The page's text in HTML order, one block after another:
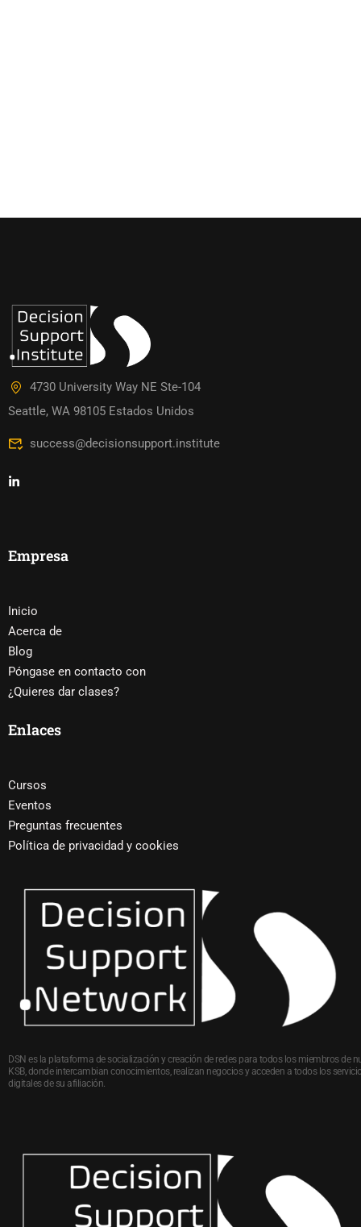
4730 University Way NE Ste-104
Seattle, WA 98105 Estados Unidos
success@decisionsupport.institute
Empresa
Inicio
Acerca de
Blog
Póngase en contacto con
¿Quieres dar clases?
Enlaces
Cursos
Eventos
Preguntas frecuentes
Política de privacidad y cookies
DSN es la plataforma de socialización y creación de redes para todos los miembros de
KSB, donde intercambian conocimientos, realizan negocios y acceden a todos los
digitales de su afiliación.